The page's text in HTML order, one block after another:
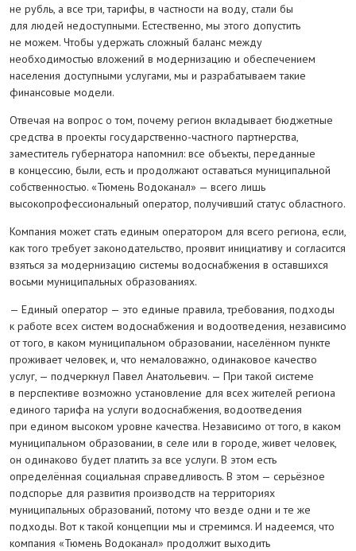
не рубль, а все три, тарифы, в частности на воду, стали бы
для людей недоступными. Естественно, мы этого допустить
не можем. Чтобы удержать сложный баланс между
необходимостью вложений в модернизацию и обеспечением
населения доступными услугами, мы и разрабатываем такие
финансовые модели.
Отвечая на вопрос о том, почему регион вкладывает бюджетные
средства в проекты государственно-частного партнерства,
заместитель губернатора напомнил: все объекты, переданные
в концессию, были, есть и продолжают оставаться муниципальной
собственностью. «Тюмень Водоканал» — всего лишь
высокопрофессиональный оператор, получивший статус областного.
Компания может стать единым оператором для всего региона, если,
как того требует законодательство, проявит инициативу и согласится
взяться за модернизацию системы водоснабжения в оставшихся
восьми муниципальных образованиях.
— Единый оператор — это единые правила, требования, подходы
к работе всех систем водоснабжения и водоотведения, независимо
от того, в каком муниципальном образовании, населённом пункте
проживает человек, и, что немаловажно, одинаковое качество
услуг, — подчеркнул Павел Анатольевич. — При такой системе
в перспективе возможно установление для всех жителей региона
единого тарифа на услуги водоснабжения, водоотведения
при едином высоком уровне качества. Независимо от того, в каком
муниципальном образовании, в селе или в городе, живет человек,
он одинаково будет платить за все услуги. В этом есть
определённая социальная справедливость. В этом — серьёзное
подспорье для развития производств на территориях
муниципальных образований, потому что везде одни и те же
подходы. Вот к такой концепции мы и стремимся. И надеемся, что
компания «Тюмень Водоканал» продолжит выходить